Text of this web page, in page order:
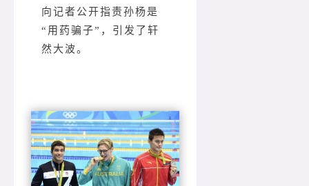
向记者公开指责孙杨是
“用药骗子”，引发了轩
然大波。